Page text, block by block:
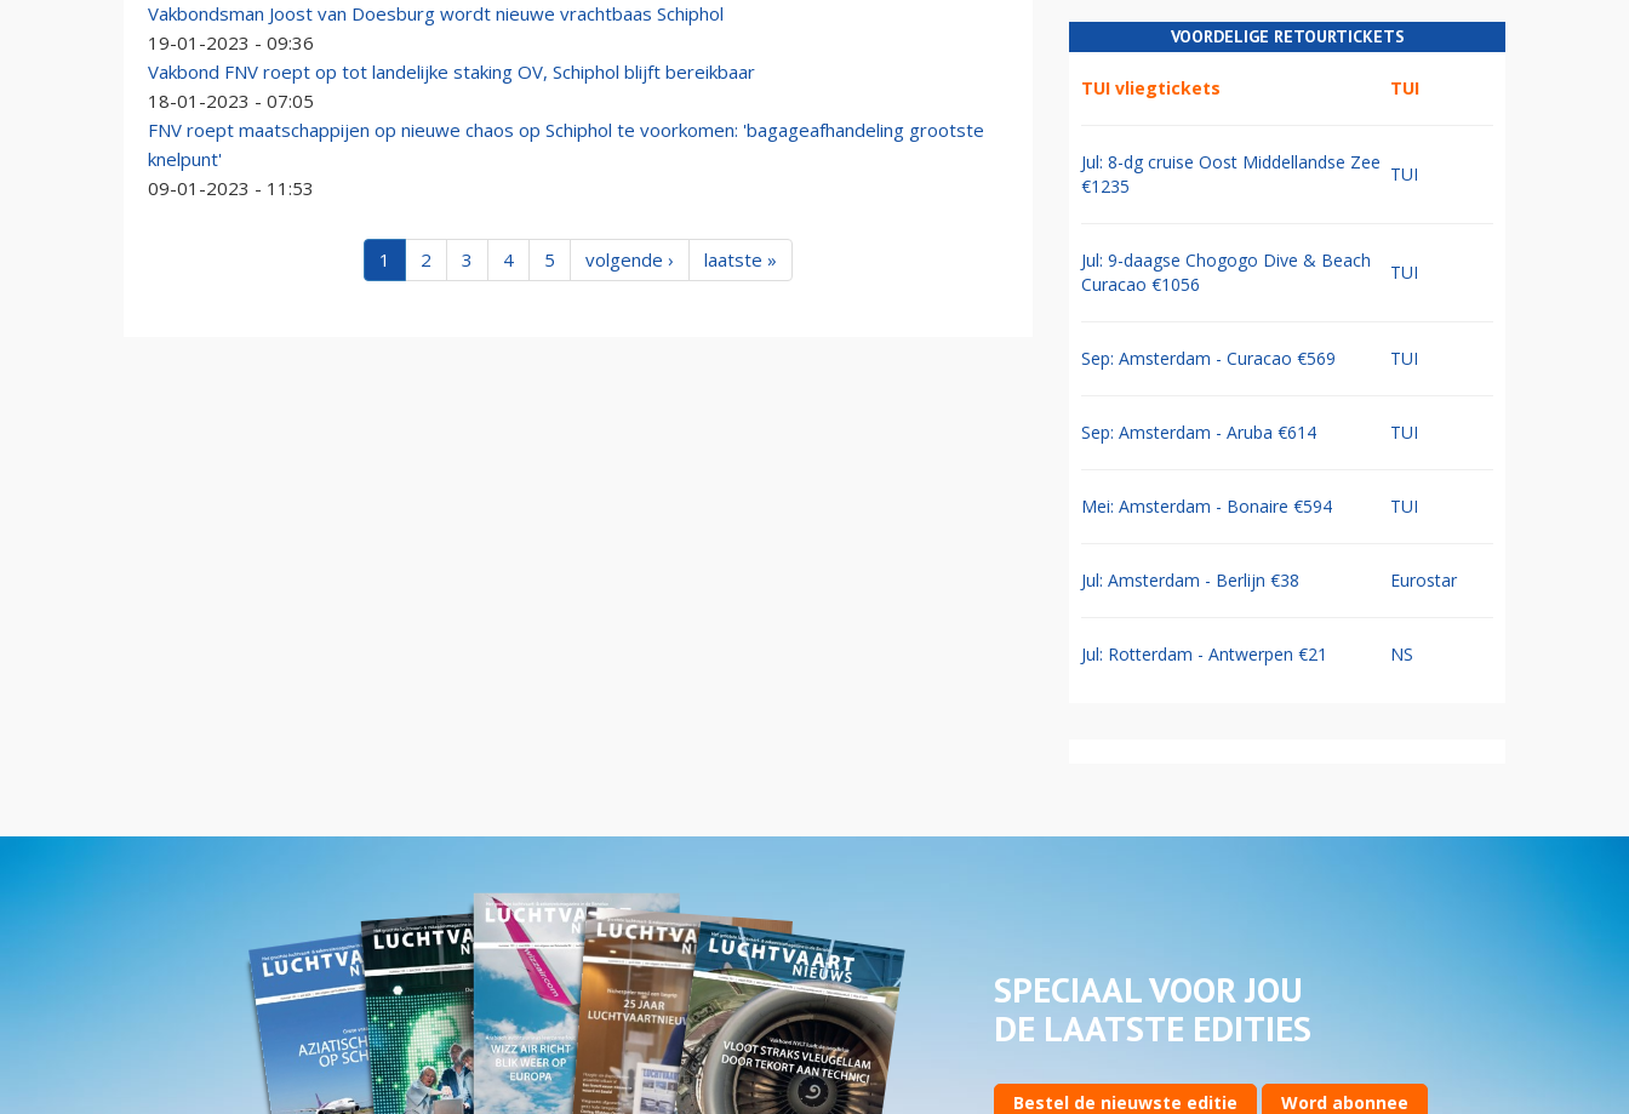
Vakbondsman Joost van Doesburg wordt nieuwe vrachtbaas Schiphol
19-01-2023 - 09:36
Vakbond FNV roept op tot landelijke staking OV, Schiphol blijft bereikbaar
18-01-2023 - 07:05
FNV roept maatschappijen op nieuwe chaos op Schiphol te voorkomen: 'bagageafhandeling grootste
knelpunt'
09-01-2023 - 11:53
1 2 3 4 5 volgende › laatste »
VOORDELIGE RETOURTICKETS
TUI vliegtickets TUI
Jul: 8-dg cruise Oost Middellandse Zee
€1235
TUI
Jul: 9-daagse Chogogo Dive & Beach
Curacao €1056
TUI
Sep: Amsterdam - Curacao €569 TUI
Sep: Amsterdam - Aruba €614 TUI
Mei: Amsterdam - Bonaire €594 TUI
Jul: Amsterdam - Berlijn €38 Eurostar
Jul: Rotterdam - Antwerpen €21 NS
SPECIAAL VOOR JOU
DE LAATSTE EDITIES
Bestel de nieuwste editie Word abonnee